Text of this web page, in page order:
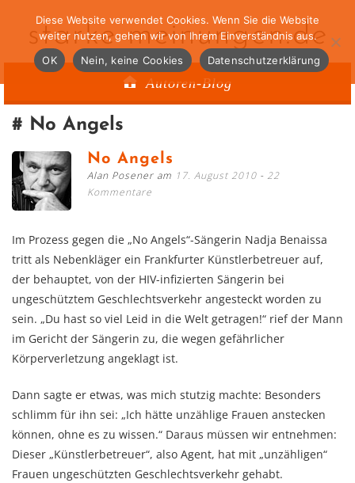
starke-meinungen.de
Autoren-Blog
No Angels
No Angels
Alan Posener am 17. August 2010
22
Kommentare
Im Prozess gegen die „No Angels“-Sängerin Nadja Benaissa
tritt als Nebenkläger ein Frankfurter Künstlerbetreuer auf,
der behauptet, von der HIV-infizierten Sängerin bei
ungeschütztem Geschlechtsverkehr angesteckt worden zu
sein. „Du hast so viel Leid in die Welt getragen!“ rief der Mann
im Gericht der Sängerin zu, die wegen gefährlicher
Körperverletzung angeklagt ist.
Dann sagte er etwas, was mich stutzig machte: Besonders
schlimm für ihn sei: „Ich hätte unzählige Frauen anstecken
können, ohne es zu wissen.“ Daraus müssen wir entnehmen:
Dieser „Künstlerbetreuer“, also Agent, hat mit „unzähligen“
Frauen ungeschützten Geschlechtsverkehr gehabt.
Diese Website verwendet Cookies. Wenn Sie die Website
weiter nutzen, gehen wir von Ihrem Einverständnis aus.
OK
Nein, keine Cookies Datenschutzerklärung